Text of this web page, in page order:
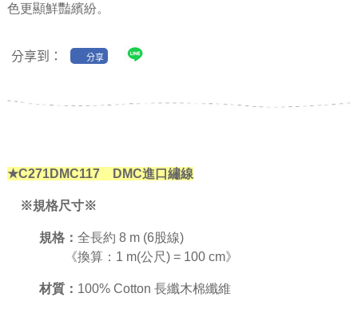
色更顯鮮豔繽紛。
分享到： 分享
★C271DMC117 DMC進口繡線
※規格尺寸※
規格： 全長約 8 m (6股線)
《換算：1 m(公尺) = 100 cm》
材質： 100% Cotton 長纖木棉纖維